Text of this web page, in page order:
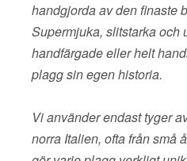
handgjorda av den finaste
Supermjuka, slitstarka och
handfärgade eller helt
plagg sin egen historia.
Vi använder endast tyger
norra Italien, ofta från små